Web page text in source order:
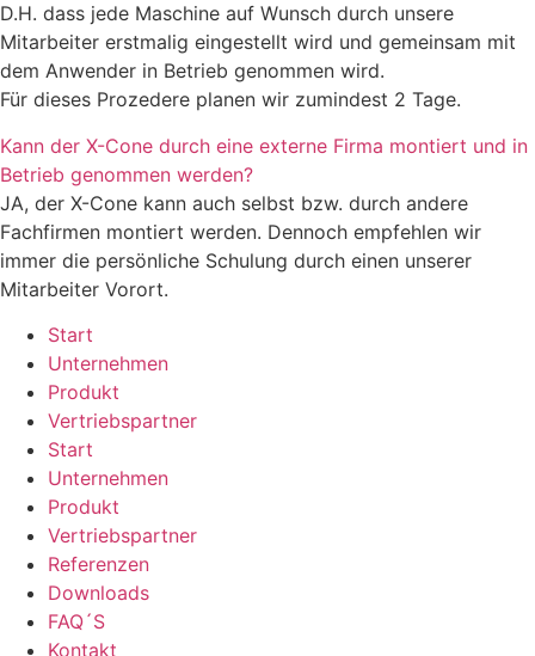
D.H. dass jede Maschine auf Wunsch durch unsere
Mitarbeiter erstmalig eingestellt wird und gemeinsam mit
dem Anwender in Betrieb genommen wird.
Für dieses Prozedere planen wir zumindest 2 Tage.
Kann der X-Cone durch eine externe Firma montiert und in
Betrieb genommen werden?
JA, der X-Cone kann auch selbst bzw. durch andere
Fachfirmen montiert werden. Dennoch empfehlen wir
immer die persönliche Schulung durch einen unserer
Mitarbeiter Vorort.
Start
Unternehmen
Produkt
Vertriebspartner
Start
Unternehmen
Produkt
Vertriebspartner
Referenzen
Downloads
FAQ´S
Kontakt